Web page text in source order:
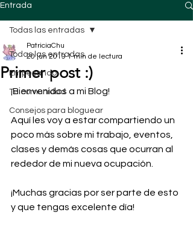
Entrada
Todas las entradas
Empezando
Tu comunidad
Consejos para bloguear
Todas las entradas
Primer post :)
PatriciaChu
20 jun 2019 1 min de lectura
¡Bienvenidos a mi Blog!
Aquí les voy a estar compartiendo un
poco más sobre mi trabajo, eventos,
clases y demás cosas que ocurran al
rededor de mi nueva ocupación.
¡Muchas gracias por ser parte de esto
y que tengas excelente día!